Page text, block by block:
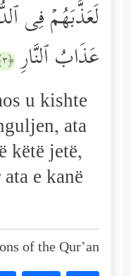
لَعَذَّبَهُمۡ فِی
عَذَابُ ٱلنَّارِ ﴿٣﴾
u kishte
ata
këtë jetë,
e kanë
of the Qur’an: